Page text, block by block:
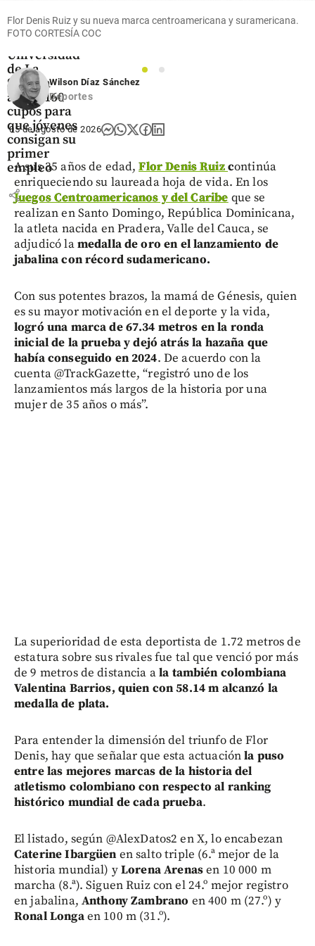
Economía
Claro y la
Universidad
de La
Sabana
abren 160
cupos para
que jóvenes
consigan su
primer
empleo
share
Flor Denis Ruiz y su nueva marca centroamericana y suramericana.
FOTO CORTESÍA COC
1
2
Wilson Díaz Sánchez
Deportes
05 de agosto de 2026
A sus 35 años de edad,Flor Denis Ruizcontinúa
enriqueciendo su laureada hoja de vida. En los
Juegos Centroamericanos y del Caribe que se
realizan en Santo Domingo, República Dominicana,
la atleta nacida en Pradera, Valle del Cauca, se
adjudicó lamedalla de oro en el lanzamiento de
jabalina con récord sudamericano.
Con sus potentes brazos, la mamá de Génesis, quien
es su mayor motivación en el deporte y la vida,
logró una marca de 67.34 metros en la ronda
inicial de la prueba y dejó atrás la hazaña que
había conseguido en 2024. De acuerdo con la
cuenta @TrackGazette, “registró uno de los
lanzamientos más largos de la historia por una
mujer de 35 años o más”.
La superioridad de esta deportista de 1.72 metros de
estatura sobre sus rivales fue tal que venció por más
de 9 metros de distancia ala también colombiana
Valentina Barrios, quien con 58.14 m alcanzó la
medalla de plata.
Para entender la dimensión del triunfo de Flor
Denis, hay que señalar que esta actuaciónla puso
entre las mejores marcas de la historia del
atletismo colombiano con respecto al ranking
histórico mundial de cada prueba.
El listado, según @AlexDatos2 en X, lo encabezan
Caterine Ibargüen en salto triple (6.ª mejor de la
historia mundial) yLorena Arenasen 10 000 m
marcha (8.ª). Siguen Ruiz con el 24.º mejor registro
en jabalina, Anthony Zambrano en 400 m (27.º) y
Ronal Longaen 100 m (31.º).